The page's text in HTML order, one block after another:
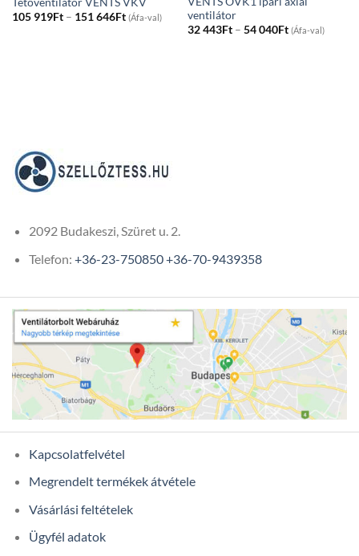
105 919Ft – 151 646FtPrice
range:
(Áfa-val)
ventilátor
32 443Ft – 54 040FtPrice
range:
(Áfa-val)
2092 Budakeszi, Szüret u. 2.
Telefon: +36-23-750850+36-70-9439358
Kapcsolatfelvétel
Megrendelt termékek átvétele
Vásárlási feltételek
Ügyfél adatok